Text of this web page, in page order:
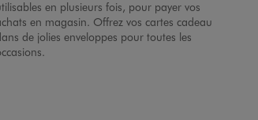
en plusieurs fois, pour payer vos
en magasin. Offrez vos cartes cadeau
de jolies enveloppes pour toutes les